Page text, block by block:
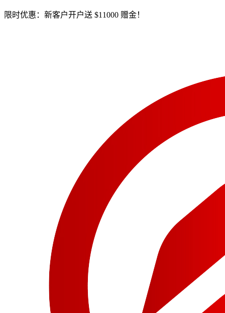
限时优惠：新客户开户送 $11000 赠金！